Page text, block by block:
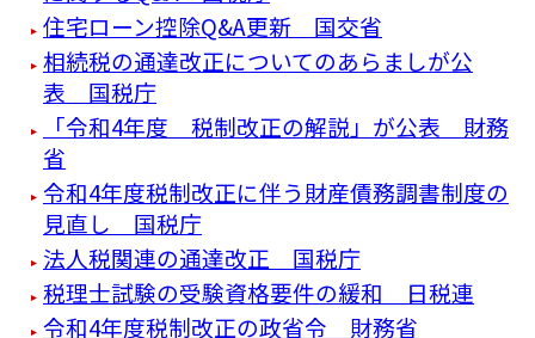
住宅ローン控除Q&A更新 国交省
相続税の通達改正についてのあらましが公
表 国税庁
「令和4年度 税制改正の解説」が公表 財務
省
令和4年度税制改正に伴う財産債務調書制度の
見直し 国税庁
法人税関連の通達改正 国税庁
税理士試験の受験資格要件の緩和 日税連
令和4年度税制改正の政省令 財務省